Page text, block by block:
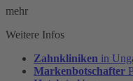
mehr
Weitere Infos
Zahnkliniken in
Markenbotschafter